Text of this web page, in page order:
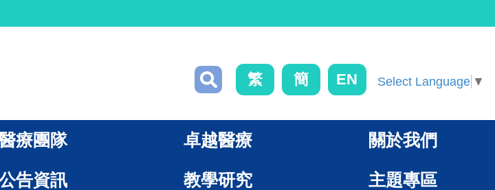
繁 簡 EN Select Language ▼
療團隊 卓越醫療 關於我們
告資訊 教學研究 主題專區